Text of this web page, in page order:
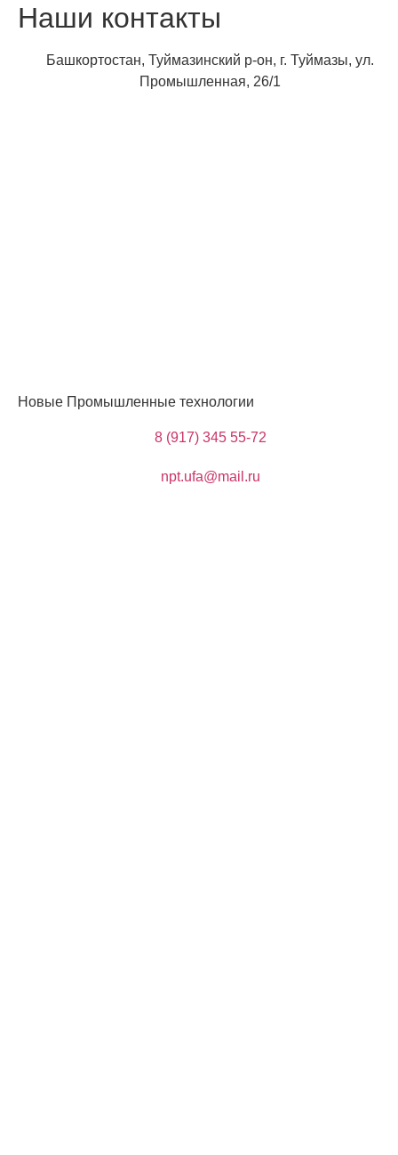
Наши контакты
Башкортостан, Туймазинский р-он, г. Туймазы, ул.
Промышленная, 26/1
Новые Промышленные технологии
8 (917) 345 55-72
npt.ufa@mail.ru